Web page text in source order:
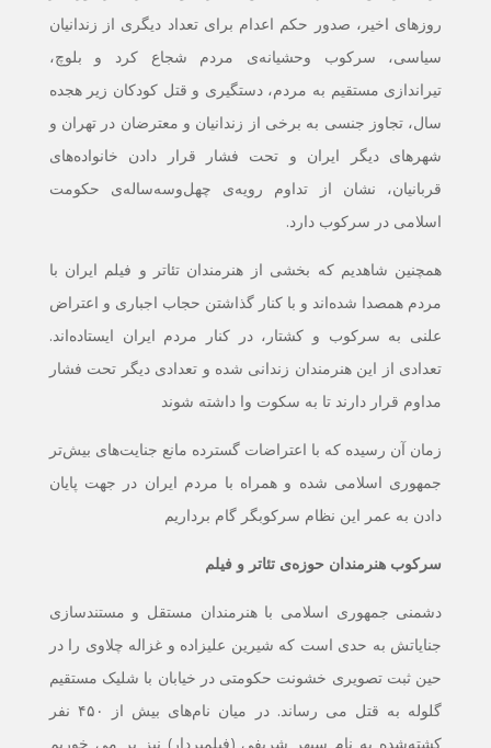
روزهای اخیر، صدور حکم اعدام برای تعداد دیگری از زندانیان
سیاسی، سرکوب وحشیانه‌ی مردم شجاع کرد و بلوچ،
تیراندازی مستقیم به مردم، دستگیری و قتل کودکان زیر هجده
سال، تجاوز جنسی به برخی از زندانیان و معترضان در تهران و
شهرهای دیگر ایران و تحت فشار قرار دادن خانواده‌های
قربانیان، نشان از تداوم رویه‌‌ی چهل‌وسه‌ساله‌ی حکومت
اسلامی در سرکوب دارد.
همچنین شاهدیم که بخشی از هنرمندان تئاتر و فیلم ایران با
مردم همصدا شده‌اند و با کنار گذاشتن حجاب اجباری و اعتراض
علنی به سرکوب و کشتار، در کنار مردم ایران ایستاده‌اند.
تعدادی از این هنرمندان زندانی شده و تعدادی دیگر تحت فشار
مداوم قرار دارند تا به سکوت وا داشته شوند
زمان آن رسیده که با اعتراضات گسترده مانع جنایت‌های بیش‌تر
جمهوری اسلامی شده و همراه با مردم ایران در جهت پایان
دادن به عمر این نظام سرکوبگر گام برداریم
سرکوب هنرمندان حوزه‌ی تئاتر و فیلم
دشمنی جمهوری اسلامی با هنرمندان مستقل و مستندسازی
جنایاتش به حدی است که شیرین علیزاده و غزاله چلاوی را در
حین ثبت تصویری خشونت حکومتی در خیابان با شلیک مستقیم
گلوله به قتل می رساند. در میان نام‌های بیش از ۴۵۰ نفر
کشته‌شده به نام سپهر شریفی (فیلمبردار) نیز بر می خوریم